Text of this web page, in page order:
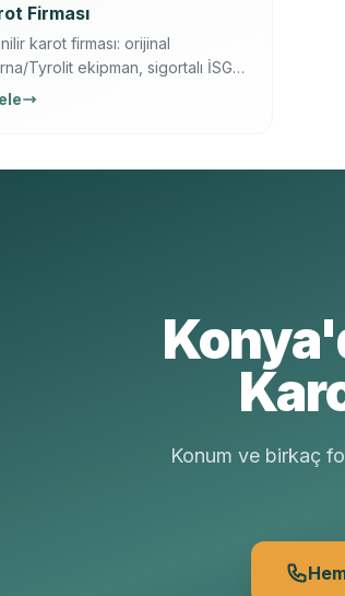
Firması
karot firması: orijinal
Tyrolit ekipman, sigortalı İSG
7/24 ücretsiz keşif. Karot
Konum ve birkaç